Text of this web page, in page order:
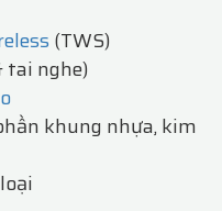
(TWS)
tai nghe)
khung nhựa, kim